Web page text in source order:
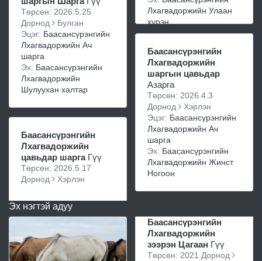
Төрсөн: 2026.5.25
Дорнод
Булган
Эцэг: Баасансүрэнгийн
Лхагвадоржийн Ач
шарга
Эх: Баасансүрэнгийн
Лхагвадоржийн
Шулуухан халтар
Баасансүрэнгийн
Лхагвадоржийн
цавьдар шаргаГүү
Төрсөн: 2026.5.17
Дорнод
Хэрлэн
Лхагвадоржийн Улаан
хүрэн
Баасансүрэнгийн
Лхагвадоржийн
шаргын цавьдар
Азарга
Төрсөн: 2026.4.3
Дорнод
Хэрлэн
Эцэг: Баасансүрэнгийн
Лхагвадоржийн Ач
шарга
Эх: Баасансүрэнгийн
Лхагвадоржийн Жинст
Ногоон
Эх нэгтэй адуу
Баасансүрэнгийн
Лхагвадоржийн
зээрэн Цагаан Гүү
Төрсөн: 2021 Дорнод